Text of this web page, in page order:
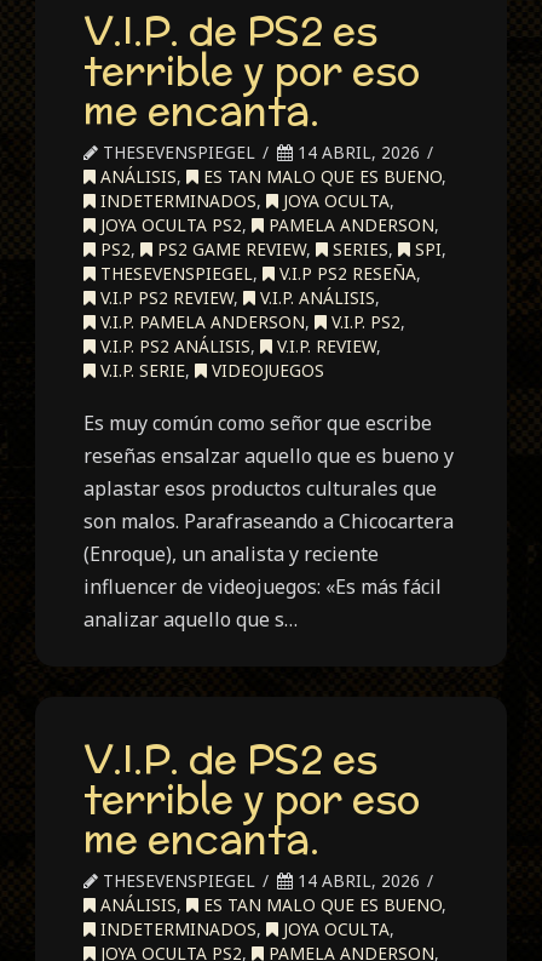
V.I.P. de PS2 es
terrible y por eso
me encanta.
THESEVENSPIEGEL
14 ABRIL, 2026
ANÁLISIS, ES TAN MALO QUE ES BUENO,
INDETERMINADOS, JOYA OCULTA,
JOYA OCULTA PS2, PAMELA ANDERSON,
PS2, PS2 GAME REVIEW, SERIES, SPI,
THESEVENSPIEGEL, V.I.P PS2 RESEÑA,
V.I.P PS2 REVIEW, V.I.P. ANÁLISIS,
V.I.P. PAMELA ANDERSON, V.I.P. PS2,
V.I.P. PS2 ANÁLISIS, V.I.P. REVIEW,
V.I.P. SERIE, VIDEOJUEGOS
Es muy común como señor que escribe
reseñas ensalzar aquello que es bueno y
aplastar esos productos culturales que
son malos. Parafraseando a Chicocartera
(Enroque), un analista y reciente
influencer de videojuegos: «Es más fácil
analizar aquello que s…
V.I.P. de PS2 es
terrible y por eso
me encanta.
THESEVENSPIEGEL
14 ABRIL, 2026
ANÁLISIS, ES TAN MALO QUE ES BUENO,
INDETERMINADOS, JOYA OCULTA,
JOYA OCULTA PS2, PAMELA ANDERSON,